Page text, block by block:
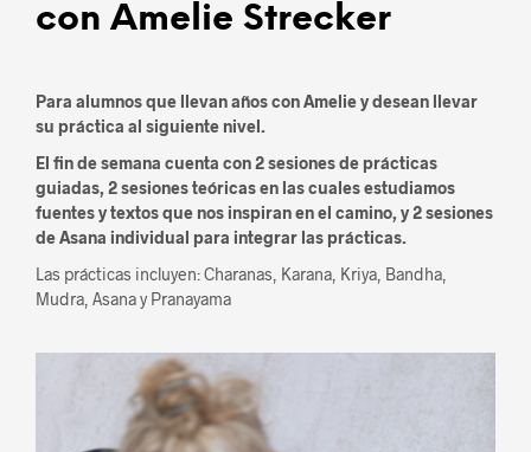
con Amelie Strecker
Para alumnos que llevan años con Amelie y desean llevar
su práctica al siguiente nivel.
El fin de semana cuenta con 2 sesiones de prácticas
guiadas, 2 sesiones teóricas en las cuales estudiamos
fuentes y textos que nos inspiran en el camino, y 2 sesiones
de Asana individual para integrar las prácticas.
Las prácticas incluyen: Charanas, Karana, Kriya, Bandha,
Mudra, Asana y Pranayama